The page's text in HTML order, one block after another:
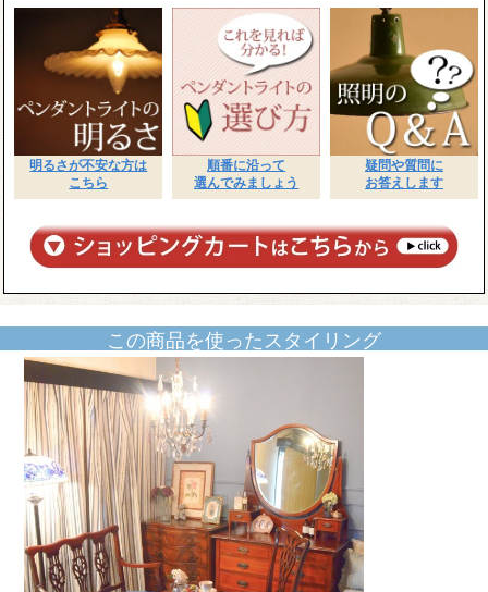
明るさが不安な方は
こちら
順番に沿って
選んでみましょう
疑問や質問に
お答えします
この商品を使ったスタイリング